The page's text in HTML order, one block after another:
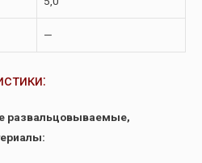
—
развальцовываемые,